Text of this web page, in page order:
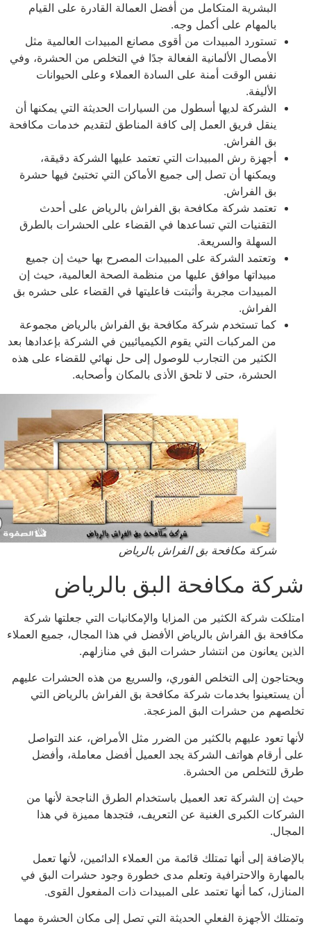
البشرية المتكامل من أفضل العمالة القادرة على القيام
بالمهام على أكمل وجه.
تستورد المبيدات من أقوى مصانع المبيدات العالمية مثل
الأمصال الألمانية الفعالة جدًا في التخلص من الحشرة، وفي
نفس الوقت أمنة على السادة العملاء وعلى الحيوانات
الأليفة.
الشركة لديها أسطول من السيارات الحديثة التي يمكنها أن
ينقل فريق العمل إلى كافة المناطق لتقديم خدمات مكافحة
بق الفراش.
أجهزة رش المبيدات التي تعتمد عليها الشركة دقيقة،
ويمكنها أن تصل إلى جميع الأماكن التي تختبئ فيها حشرة
بق الفراش.
تعتمد شركة مكافحة بق الفراش بالرياض على أحدث
التقنيات التي تساعدها في القضاء على الحشرات بالطرق
السهلة والسريعة.
وتعتمد الشركة على المبيدات المصرح بها حيث إن جميع
مبيداتها موافق عليها من منظمة الصحة العالمية، حيث إن
المبيدات مجربة وأثبتت فاعليتها في القضاء على حشره بق
الفراش.
كما تستخدم شركة مكافحة بق الفراش بالرياض مجموعة
من المركبات التي يقوم الكيميائيين في الشركة بإعدادها بعد
الكثير من التجارب للوصول إلى حل نهائي للقضاء على هذه
الحشرة، حتى لا تلحق الأذى بالمكان وأصحابه.
شركة مكافحة بق الفراش بالرياض
مكافحة البق بالرياض
شركة الكثير من المزايا والإمكانيات التي جعلتها شركة
بق الفراش بالرياض الأفضل في هذا المجال، جميع العملاء
يعانون من انتشار حشرات البق في منازلهم.
إلى التخلص الفوري، والسريع من هذه الحشرات عليهم
بخدمات شركة مكافحة بق الفراش بالرياض التي
من حشرات البق المزعجة.
تعود عليهم بالكثير من الضرر مثل الأمراض، عند التواصل
أرقام هواتف الشركة يجد العميل أفضل معاملة، وأفضل
للتخلص من الحشرة.
إن الشركة تعد العميل باستخدام الطرق الناجحة لأنها من
الكبرى الغنية عن التعريف، فتجدها مميزة في هذا
إلى أنها تمتلك قائمة من العملاء الدائمين، لأنها تعمل
والاحترافية وتعلم مدى خطورة وجود حشرات البق في
كما أنها تعتمد على المبيدات ذات المفعول القوى.
الأجهزة الفعلي الحديثة التي تصل إلى مكان الحشرة مهما